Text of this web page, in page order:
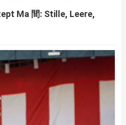
Ma 間: Stille, Leere,